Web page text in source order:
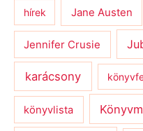
hírek Jane Austen
Jennifer Crusie
karácsony
könyvlista